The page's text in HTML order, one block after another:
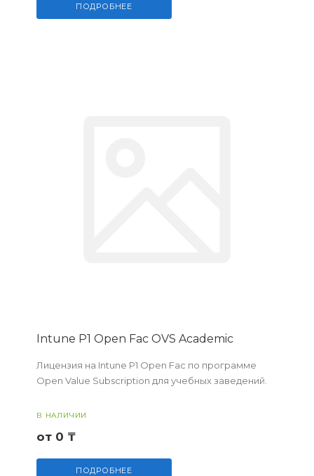
ПОДРОБНЕЕ
Intune P1 Open Fac OVS Academic
Лицензия на Intune P1 Open Fac по программе
Open Value Subscription для учебных заведений.
В НАЛИЧИИ
от 0 ₸
ПОДРОБНЕЕ